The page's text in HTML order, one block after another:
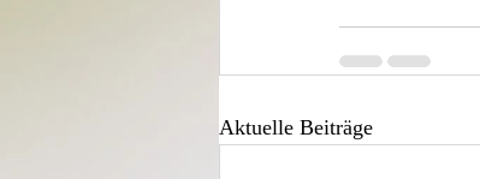
Aktuelle Beiträge